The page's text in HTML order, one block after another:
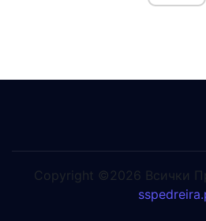
Copyright ©2026 Всички